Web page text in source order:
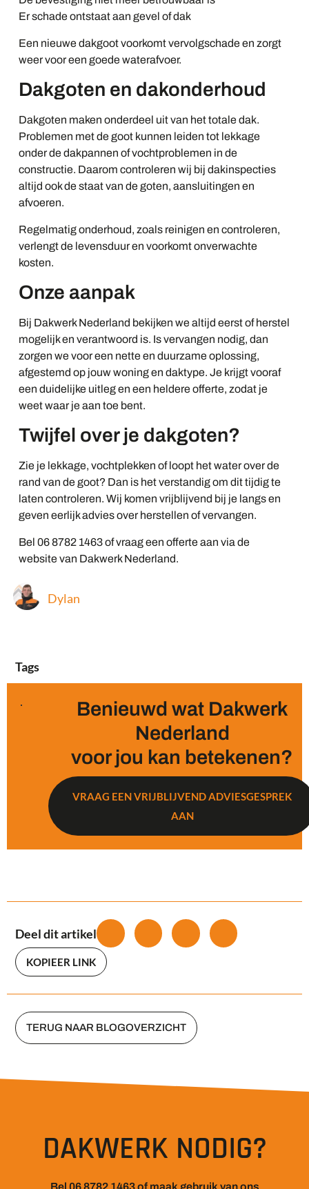
Er schade ontstaat aan gevel of dak
Een nieuwe dakgoot voorkomt vervolgschade en zorgt
weer voor een goede waterafvoer.
Dakgoten en dakonderhoud
Dakgoten maken onderdeel uit van het totale dak.
Problemen met de goot kunnen leiden tot lekkage
onder de dakpannen of vochtproblemen in de
constructie. Daarom controleren wij bij dakinspecties
altijd ook de staat van de goten, aansluitingen en
afvoeren.
Regelmatig onderhoud, zoals reinigen en controleren,
verlengt de levensduur en voorkomt onverwachte
kosten.
Onze aanpak
Bij Dakwerk Nederland bekijken we altijd eerst of herstel
mogelijk en verantwoord is. Is vervangen nodig, dan
zorgen we voor een nette en duurzame oplossing,
afgestemd op jouw woning en daktype. Je krijgt vooraf
een duidelijke uitleg en een heldere offerte, zodat je
weet waar je aan toe bent.
Twijfel over je dakgoten?
Zie je lekkage, vochtplekken of loopt het water over de
rand van de goot? Dan is het verstandig om dit tijdig te
laten controleren. Wij komen vrijblijvend bij je langs en
geven eerlijk advies over herstellen of vervangen.
Bel 06 8782 1463 of vraag een offerte aan via de
website van Dakwerk Nederland.
Dylan
Tags
Benieuwd wat Dakwerk
Nederland
voor jou kan betekenen?
VRAAG EEN VRIJBLIJVEND ADVIESGESPREK
AAN
Deel dit artikel
KOPIEER LINK
TERUG NAAR BLOGOVERZICHT
DAKWERK NODIG?
Bel 06 8782 1463 of maak gebruik van ons